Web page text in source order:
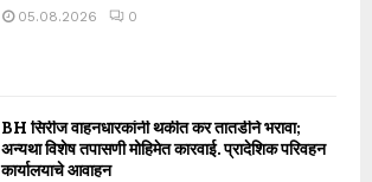
05.08.2026 0
BH सिरीज वाहनधारकांनी थकीत कर तातडीने भरावा;
अन्यथा विशेष तपासणी मोहिमेत कारवाई. प्रादेशिक परिवहन
कार्यालयाचे आवाहन